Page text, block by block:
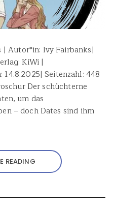
Autor*in: Ivy Fairbanks|
KiWi |
14.8.2025| Seitenzahl: 448
Der schüchterne
um das
– doch Dates sind ihm
READING